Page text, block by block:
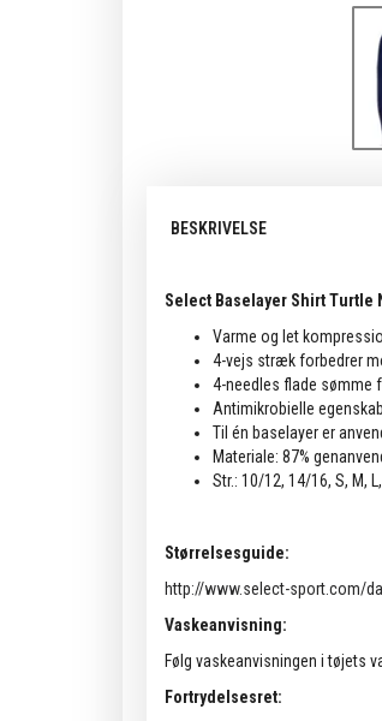
BESKRIVELSE
Select Baselayer Shirt Turtle
Varme og let
4-vejs stræk forbedrer
4-needles flade sømme
Antimikrobielle
Til én baselayer er
Materiale: 87%
Str.: 10/12, 14/16, S, M, L,
Størrelsesguide:
http://www.select-sport.com/
Vaskeanvisning:
Følg vaskeanvisningen i tøjets
Fortrydelsesret: